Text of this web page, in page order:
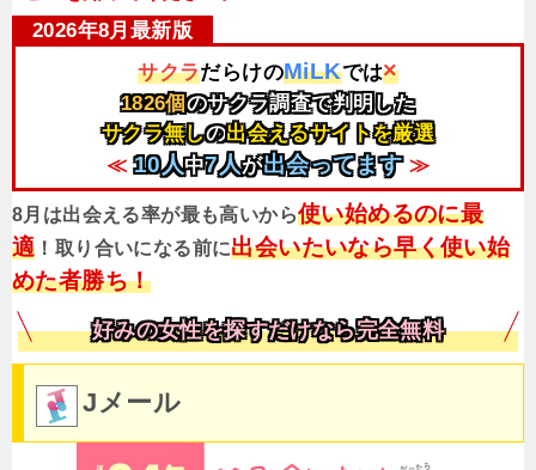
サクラだらけのMiLKでは×
1826個のサクラ調査で判明した
サクラ無しの出会えるサイトを厳選
≪ 10人中7人が出会ってます ≫
8月は出会える率が最も高いから使い始めるのに最
適 ！取り合いになる前に出会いたいなら早く使い始
めた者勝ち！
好みの女性を探すだけなら完全無料
Jメール